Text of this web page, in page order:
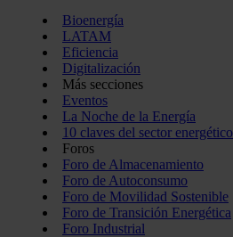
Bioenergía
LATAM
Eficiencia
Digitalización
Más secciones
Eventos
La Noche de la Energía
10 claves del sector energético
Foros
Foro de Almacenamiento
Foro de Autoconsumo
Foro de Movilidad Sostenible
Foro de Transición Energética
Foro Industrial